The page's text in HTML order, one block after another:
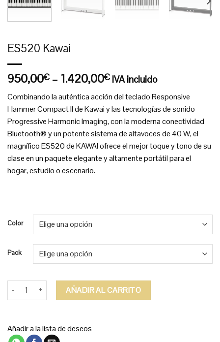
ES520 Kawai
950,00€– 1.420,00€ IVA incluido
Combinando la auténtica acción del teclado Responsive
Hammer Compact II de Kawai y las tecnologías de sonido
Progressive Harmonic Imaging, con la moderna conectividad
Bluetooth® y un potente sistema de altavoces de 40 W, el
magnífico ES520 de KAWAI ofrece el mejor toque y tono de su
clase en un paquete elegante y altamente portátil para el
hogar, estudio o escenario.
Color
Pack
ES520 Kawai cantidadAÑADIR AL CARRITO
Añadir a la lista de deseos